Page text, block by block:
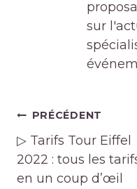
sur
Navigation
de
l’article
PRÉCÉDENT
▷ Tarifs Tour Eiffel
2022 : tous les
en un coup d’œil